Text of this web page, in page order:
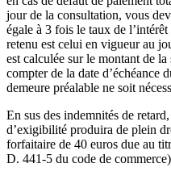
jour de la consultation, vous
égale à 3 fois le taux de
retenu est celui en vigueur au
est calculée sur le montant de
compter de la date d’échéance
demeure préalable ne soit
En sus des indemnités de
d’exigibilité produira de plein
forfaitaire de 40 euros due au
D. 441-5 du code de